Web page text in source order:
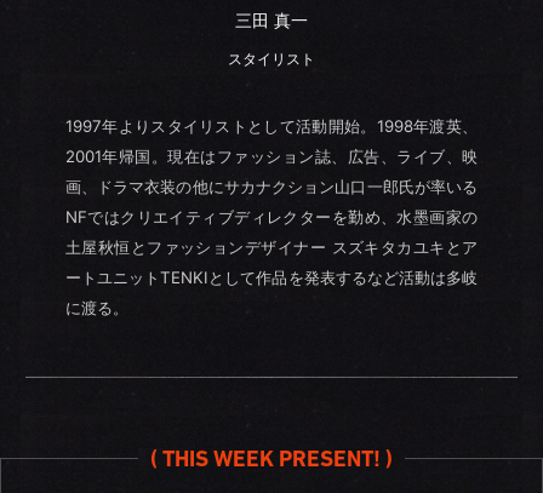
三田 真一
スタイリスト
1997年よりスタイリストとして活動開始。1998年渡英、
2001年帰国。現在はファッション誌、広告、ライブ、映
画、ドラマ衣装の他にサカナクション山口一郎氏が率いる
NFではクリエイティブディレクターを勤め、水墨画家の
土屋秋恒とファッションデザイナー スズキタカユキとア
ートユニットTENKIとして作品を発表するなど活動は多岐
に渡る。
( THIS WEEK PRESENT! )